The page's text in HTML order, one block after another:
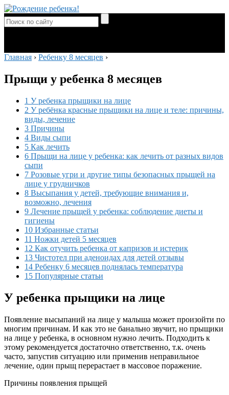
Главная › Ребенку 8 месяцев ›
Прыщи у ребенка 8 месяцев
1 У ребенка прыщики на лице
2 У ребёнка красные прыщики на лице и теле: причины,
виды, лечение
3 Причины
4 Виды сыпи
5 Как лечить
6 Прыщи на лице у ребенка: как лечить от разных видов
сыпи
7 Розовые угри и другие типы безопасных прыщей на
лице у грудничков
8 Высыпания у детей, требующие внимания и,
возможно, лечения
9 Лечение прыщей у ребенка: соблюдение диеты и
гигиены
10 Избранные статьи
11 Ножки детей 5 месяцев
12 Как отучить ребенка от капризов и истерик
13 Чистотел при аденоидах для детей отзывы
14 Ребенку 6 месяцев поднялась температура
15 Популярные статьи
У ребенка прыщики на лице
Появление высыпаний на лице у малыша может произойти по
многим причинам. И как это не банально звучит, но прыщики
на лице у ребенка, в основном нужно лечить. Подходить к
этому рекомендуется достаточно ответственно, т.к. очень
часто, запустив ситуацию или применив неправильное
лечение, один прыщ перерастает в массовое поражение.
Причины появления прыщей